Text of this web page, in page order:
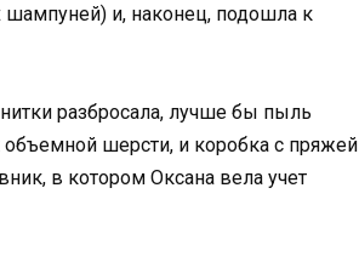
шампуней) и, наконец, подошла к
разбросала, лучше бы пыль
шерсти, и коробка с пряжей
в котором Оксана вела учет